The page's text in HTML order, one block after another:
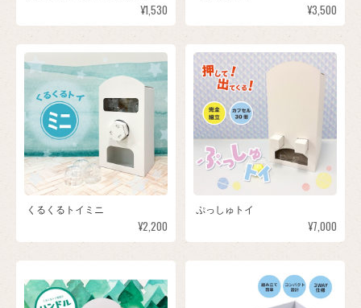
¥1,530 ¥3,500
くるくるトイミニ
¥2,200
ぷっしゅトイ
¥7,000